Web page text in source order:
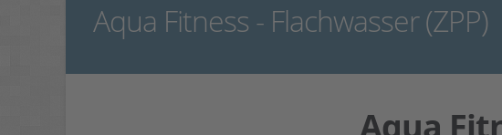
Aqua Fitness - Flachwasser (ZPP)
Aqua